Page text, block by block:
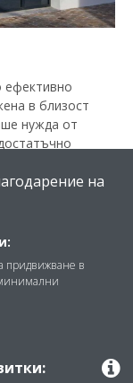
ефективно
в близост
нужда от
нива на шум. на
придвижване в